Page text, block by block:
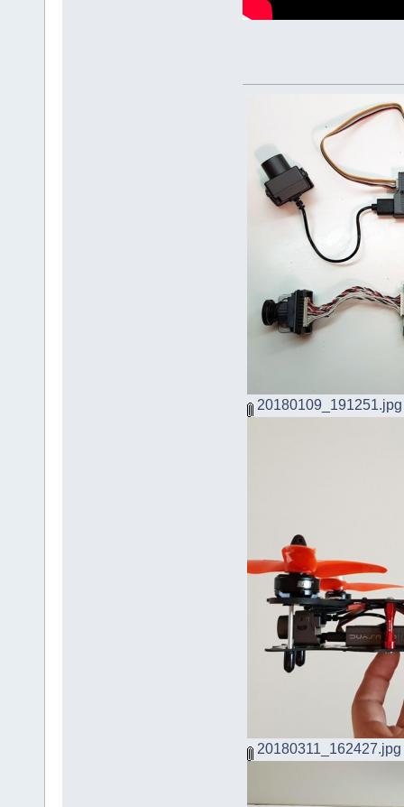
20180109_191251.jpg
20180311_162427.jpg